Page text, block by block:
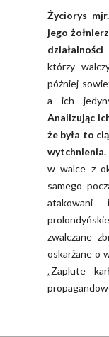
Życiorys
jego
którzy
później
a ich
Analizując
że była to
wytchnienia.
w walce z
samego
atakowani
zwalczane
oskarżane o
„Zaplute